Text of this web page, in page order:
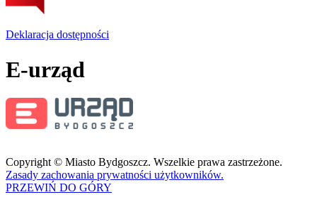
Deklaracja dostępności
E-urząd
Copyright © Miasto Bydgoszcz. Wszelkie prawa zastrzeżone.
Zasady zachowania prywatności użytkowników.
PRZEWIŃ DO GÓRY